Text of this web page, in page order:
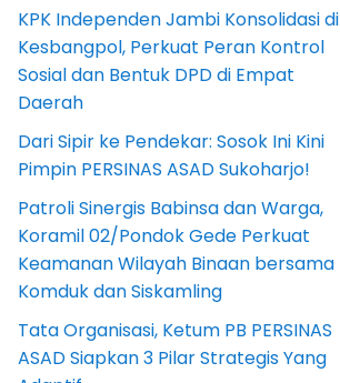
KPK Independen Jambi Konsolidasi di
Kesbangpol, Perkuat Peran Kontrol
Sosial dan Bentuk DPD di Empat
Daerah
Dari Sipir ke Pendekar: Sosok Ini Kini
Pimpin PERSINAS ASAD Sukoharjo!
Patroli Sinergis Babinsa dan Warga,
Koramil 02/Pondok Gede Perkuat
Keamanan Wilayah Binaan bersama
Komduk dan Siskamling
Tata Organisasi, Ketum PB PERSINAS
ASAD Siapkan 3 Pilar Strategis Yang